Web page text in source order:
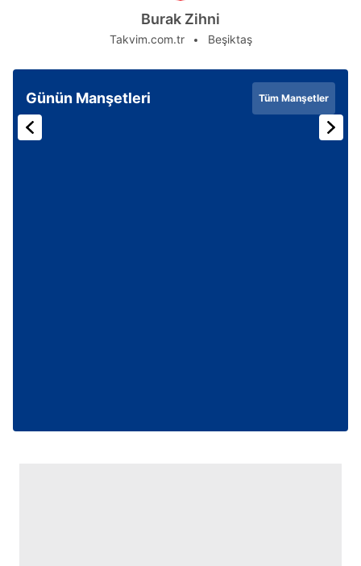
Burak Zihni
Takvim.com.tr Beşiktaş
Günün Manşetleri Tüm Manşetler